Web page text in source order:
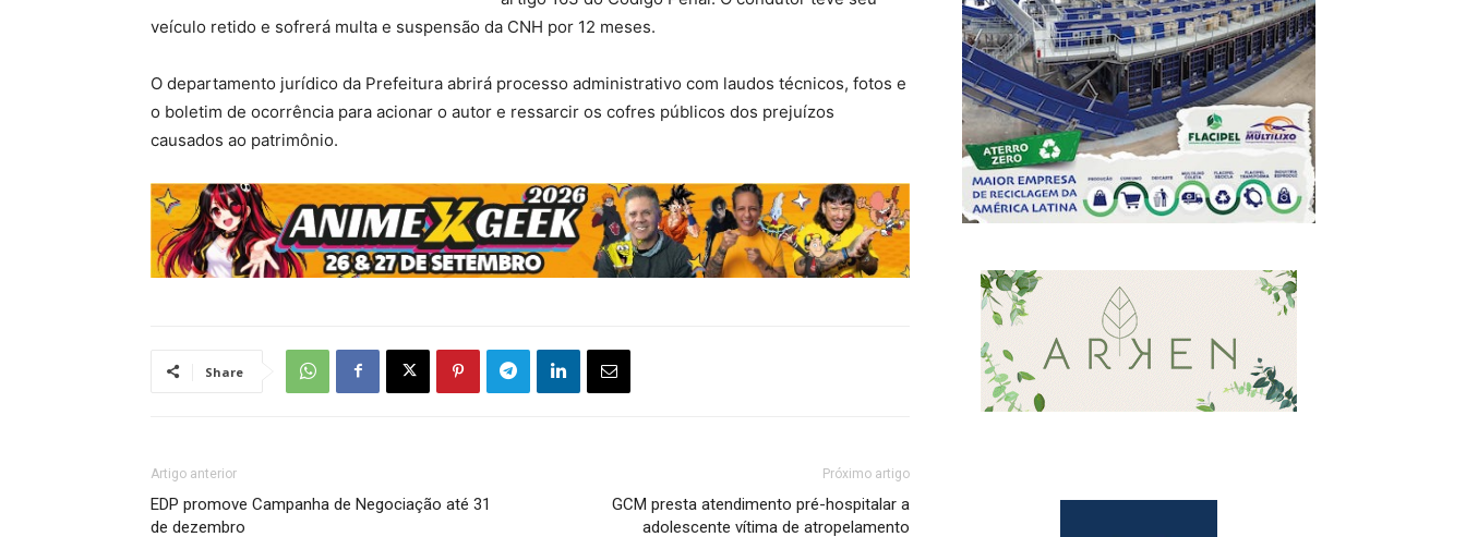
veículo retido e sofrerá multa e suspensão da CNH por 12 meses.
O departamento jurídico da Prefeitura abrirá processo administrativo com laudos técnicos, fotos e
o boletim de ocorrência para acionar o autor e ressarcir os cofres públicos dos prejuízos
causados ao patrimônio.
Share
Artigo anterior
EDP promove Campanha de Negociação até 31
de dezembro
Próximo artigo
GCM presta atendimento pré-hospitalar a
adolescente vítima de atropelamento